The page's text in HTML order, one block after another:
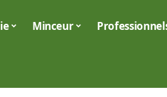
Minceur